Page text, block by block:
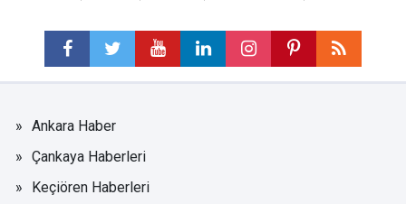
Ankara Haber
Çankaya Haberleri
Keçiören Haberleri